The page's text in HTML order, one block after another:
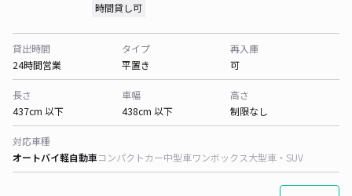
時間貸し可
貸出時間
24時間営業
タイプ
平置き
再入庫
可
長さ
437cm 以下
車幅
438cm 以下
高さ
制限なし
対応車種
オートバイ軽自動車コンパクトカー中型車ワンボックス大型車・SUV